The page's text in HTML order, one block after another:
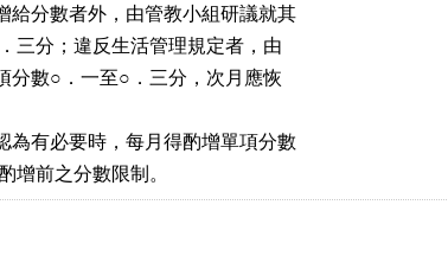
給分數者外，由管教小組研議就其
三分；違反生活管理規定者，由
分數○．一至○．三分，次月應恢
為有必要時，每月得酌增單項分數
增前之分數限制。